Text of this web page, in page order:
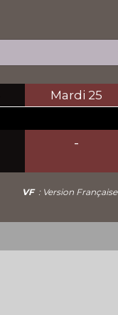
Mardi 25
-
VF : Version Française